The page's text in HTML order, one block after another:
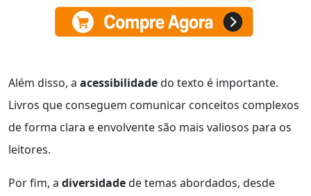
Além disso, a acessibilidadedo texto é importante.
Livros que conseguem comunicar conceitos complexos
de forma clara e envolvente são mais valiosos para os
leitores.
Por fim, a diversidadede temas abordados, desde